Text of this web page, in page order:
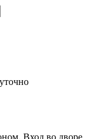
Вход во дворе